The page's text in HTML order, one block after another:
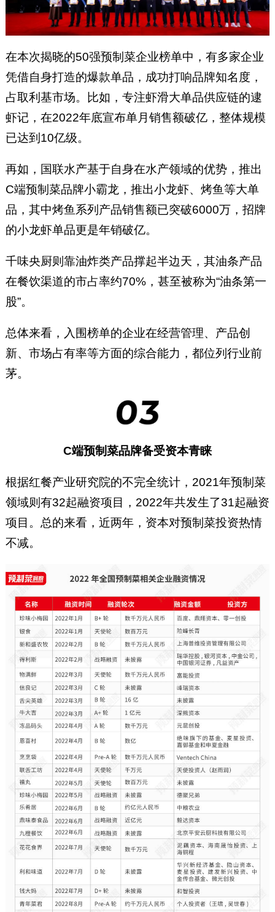
在本次揭晓的50强预制菜企业榜单中，有多家企业
凭借自身打造的爆款单品，成功打响品牌知名度，
占取利基市场。比如，专注虾滑大单品供应链的逮
虾记，在2022年底宣布单月销售额破亿，整体规模
已达到10亿级。
再如，国联水产基于自身在水产领域的优势，推出
C端预制菜品牌小霸龙，推出小龙虾、烤鱼等大单
品，其中烤鱼系列产品销售额已突破6000万，招牌
的小龙虾单品更是年销破亿。
千味央厨则靠油炸类产品撑起半边天，其油条产品
在餐饮渠道的市占率约70%，甚至被称为“油条第一
股”。
总体来看，入围榜单的企业在经营管理、产品创
新、市场占有率等方面的综合能力，都位列行业前
茅。
C端预制菜品牌备受资本青睐
根据红餐产业研究院的不完全统计，2021年预制菜
领域则有32起融资项目，2022年共发生了31起融资
项目。总的来看，近两年，资本对预制菜投资热情
不减。